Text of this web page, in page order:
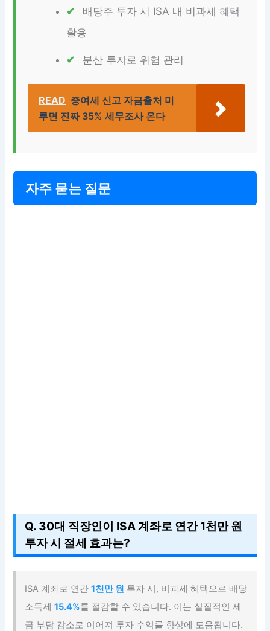
배당주 투자 시 ISA 내 비과세 혜택
활용
분산 투자로 위험 관리
READ 증여세 신고 자금출처 미
루면 진짜 35% 세무조사 온다
자주 묻는 질문
Q. 30대 직장인이 ISA 계좌로 연간 1천만 원
투자 시 절세 효과는?
ISA 계좌로 연간1천만 원 투자 시, 비과세 혜택으로 배당
소득세15.4%를 절감할 수 있습니다. 이는 실질적인 세
금 부담 감소로 이어져 투자 수익률 향상에 도움됩니다.